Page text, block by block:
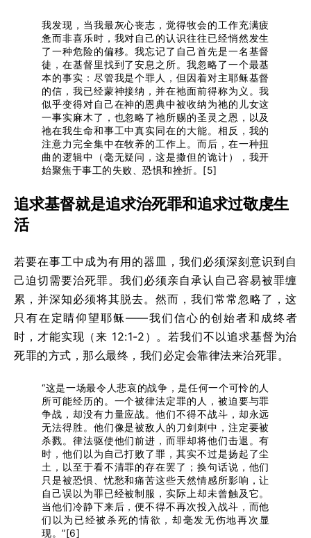
我发现，当我最灰心丧志，觉得牧会的工作充满疲
惫而非喜乐时，我对自己的认识往往已经悄然发生
了一种危险的偏移。我忘记了自己首先是一名基督
徒，在基督里找到了安息之所。我忽略了一个最基
本的事实：尽管我是个罪人，但因着对主耶稣基督
的信，我已经蒙神接纳，并在祂面前得称为义。我
似乎变得对自己在神的恩典中被收纳为祂的儿女这
一事实麻木了，也忽略了祂所赐的圣灵之恩，以及
祂在我生命和事工中真实同在的大能。相反，我的
注意力完全集中在牧养的工作上。而后，在一种扭
曲的逻辑中（毫无疑问，这是撒但的诡计），我开
始聚焦于事工的失败、恐惧和挫折。[5]
追求基督就是追求治死罪和追求过敬虔生
活
若要在事工中成为有用的器皿，我们必须深刻意识到自
己迫切需要治死罪。我们必须亲自承认自己容易被罪缠
累，并深知必须将其脱去。然而，我们常常忽略了，这
只有在定睛仰望耶稣——我们信心的创始者和成终者
时，才能实现（来 12:1-2）。若我们不以追求基督为治
死罪的方式，那么最终，我们必定会靠律法来治死罪。
“这是一场最令人悲哀的战争，是任何一个可怜的人
所可能经历的。一个被律法定罪的人，被迫要与罪
争战，却没有力量应战。他们不得不战斗，却永远
无法得胜。他们像是被敌人的刀剑刺中，注定要被
杀戮。律法驱使他们前进，而罪却将他们击退。有
时，他们以为自己打败了罪，其实不过是扬起了尘
土，以至于看不清罪的存在罢了；换句话说，他们
只是被恐惧、忧愁和痛苦这些天然情感所影响，让
自己误以为罪已经被制服，实际上却未曾触及它。
当他们冷静下来后，便不得不再次投入战斗，而他
们以为已经被杀死的情欲，却毫发无伤地再次显
现。”[6]